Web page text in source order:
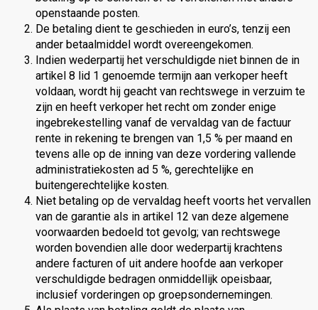
openstaande posten.
De betaling dient te geschieden in euro’s, tenzij een
ander betaalmiddel wordt overeengekomen.
Indien wederpartij het verschuldigde niet binnen de in
artikel 8 lid 1 genoemde termijn aan verkoper heeft
voldaan, wordt hij geacht van rechtswege in verzuim te
zijn en heeft verkoper het recht om zonder enige
ingebrekestelling vanaf de vervaldag van de factuur
rente in rekening te brengen van 1,5 % per maand en
tevens alle op de inning van deze vordering vallende
administratiekosten ad 5 %, gerechtelijke en
buitengerechtelijke kosten.
Niet betaling op de vervaldag heeft voorts het vervallen
van de garantie als in artikel 12 van deze algemene
voorwaarden bedoeld tot gevolg; van rechtswege
worden bovendien alle door wederpartij krachtens
andere facturen of uit andere hoofde aan verkoper
verschuldigde bedragen onmiddellijk opeisbaar,
inclusief vorderingen op groepsondernemingen.